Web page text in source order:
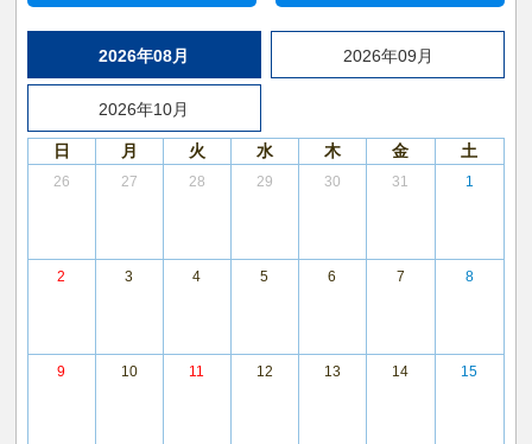
2026年08月 2026年09月
2026年10月
日 月 火 水 木 金 土
26 27 28 29 30 31 1
2 3 4 5 6 7 8
9 10 11 12 13 14 15